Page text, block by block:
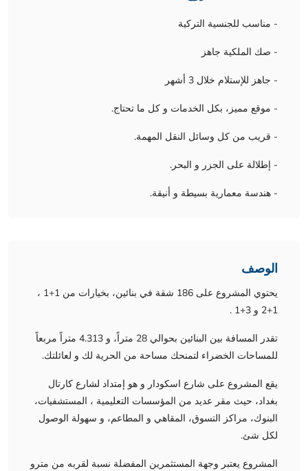
- مناسب للجنسية التركية
- صك الملكية جاهز
- جاهز للإستلام خلال 3 أشهر
- موقع مميز، بكل الخدمات و كل ما تحتاج.
- قريب من كل وسائل النقل المهمة.
- إطلالة على الجزر و البحر.
- هندسة معمارية بسيطة و أنيقة.
الوصف
يحتوي المشروع على 186 شقة في بنائين، بخيارات من 1+1 ،
1+2 و 3+1 .
تقدر المسافة بين البنائين بحوالي 28 متراً، و 4.313 متراً مربعاً
للمساحات الخضراء لتمنحك مساحة من الحرية لك و لعائلتك.
یقع المشروع على شارع اسکودار و هو إمتداد لشارع كارتال
بغداد، حيث مقر عديد من المؤسسات التعليمية ، المستشفيات،
البنوك، مراكز التسوق، المقاهي و المطاعم، و سهولة الوصول
لكل شئ.
المشروع يعتبر وجهة المستثمرين المفضلة نسبة لقربه من مترو